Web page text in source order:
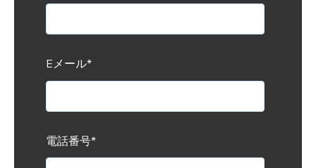
Eメール*
電話番号*